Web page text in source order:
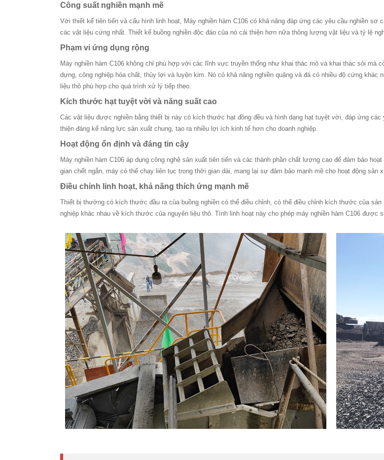
Công suất nghiền mạnh mẽ
Với thiết kế tiên tiến và cấu hình linh hoạt, Máy nghiền hàm C106 có khả năng đáp ứng các yêu cầu nghiền
các vật liệu cứng nhất. Thiết kế buồng nghiền độc đáo của nó cải thiện hơn nữa thông lượng vật liệu và tỷ lệ
Phạm vi ứng dụng rộng
Máy nghiền hàm C106 không chỉ phù hợp với các lĩnh vực truyền thống như khai thác mỏ và khai thác sỏi mà
dựng, công nghiệp hóa chất, thủy lợi và luyện kim. Nó có khả năng nghiền quặng và đá có nhiều độ cứng khác
liệu thô phù hợp cho quá trình xử lý tiếp theo.
Kích thước hạt tuyệt vời và năng suất cao
Các vật liệu được nghiền bằng thiết bị này có kích thước hạt đồng đều và hình dạng hạt tuyệt vời, đáp ứng
thiện đáng kể năng lực sản xuất chung, tạo ra nhiều lợi ích kinh tế hơn cho doanh nghiệp.
Hoạt động ổn định và đáng tin cậy
Máy nghiền hàm C106 áp dụng công nghệ sản xuất tiên tiến và các thành phần chất lượng cao để đảm bảo
gian chết ngắn, máy có thể chạy liên tục trong thời gian dài, mang lại sự đảm bảo mạnh mẽ cho hoạt động sản
Điều chỉnh linh hoạt, khả năng thích ứng mạnh mẽ
Thiết bị thường có kích thước đầu ra của buồng nghiền có thể điều chỉnh, có thể điều chỉnh kích thước của
nghiệp khác nhau về kích thước của nguyên liệu thô. Tính linh hoạt này cho phép máy nghiền hàm C106 được